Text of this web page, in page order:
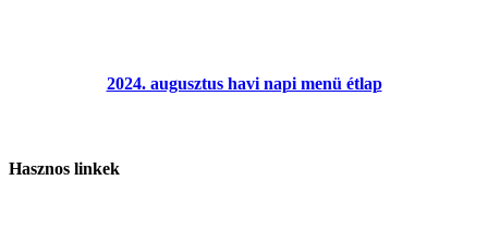
2024. augusztus havi napi menü étlap
Hasznos linkek